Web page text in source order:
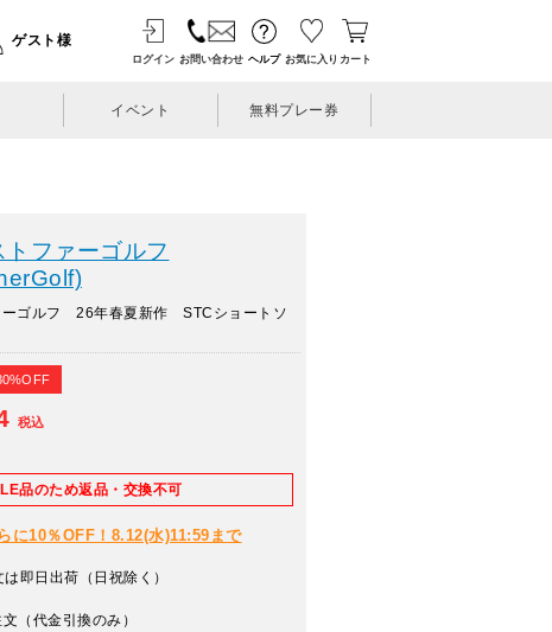
ゲスト様
ログイン お問い合わせ ヘルプ お気に入り カート
イベント 無料プレー券
ファーゴルフ
ーゴルフ 26年春夏新作 STCショートソ
税込
品のため返品・交換不可
に10％OFF！8.12(水)11:59まで
即日出荷（日祝除く）
（代金引換のみ）